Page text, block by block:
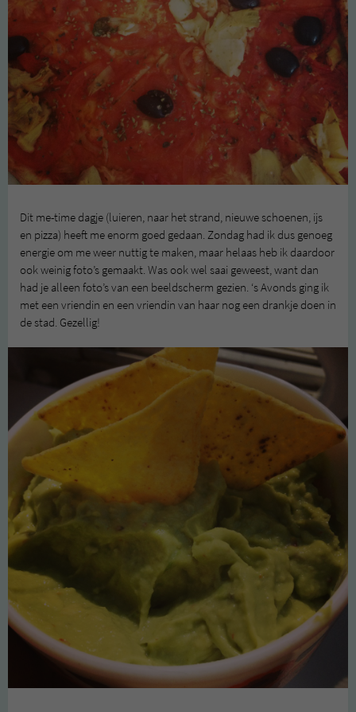
Dit me-time dagje (luieren, naar het strand, nieuwe schoenen, ijs
en pizza) heeft me enorm goed gedaan. Zondag had ik dus genoeg
energie om me weer nuttig te maken, maar helaas heb ik daardoor
ook weinig foto’s gemaakt. Was ook wel saai geweest, want dan
had je alleen foto’s van een beeldscherm gezien. ‘s Avonds ging ik
met een vriendin en een vriendin van haar nog een drankje doen in
de stad. Gezellig!